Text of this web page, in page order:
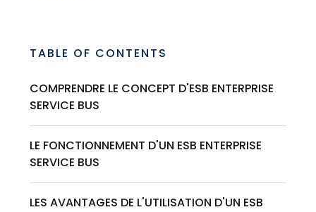
TABLE OF CONTENTS
COMPRENDRE LE CONCEPT D'ESB ENTERPRISE
SERVICE BUS
LE FONCTIONNEMENT D'UN ESB ENTERPRISE
SERVICE BUS
LES AVANTAGES DE L'UTILISATION D'UN ESB